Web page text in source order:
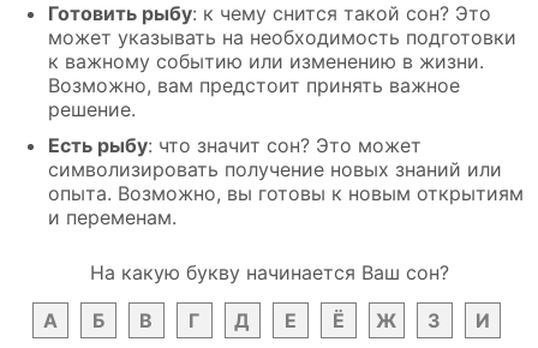
Готовить рыбу: к чему снится такой сон? Это
может указывать на необходимость подготовки
к важному событию или изменению в жизни.
Возможно, вам предстоит принять важное
решение.
Есть рыбу: что значит сон? Это может
символизировать получение новых знаний или
опыта. Возможно, вы готовы к новым открытиям
и переменам.
На какую букву начинается Ваш сон?
А
Б В Г Д Е Ё Ж З И